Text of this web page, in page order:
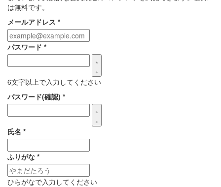
は無料です。
メールアドレス *
パスワード *
6文字以上で入力してください
パスワード(確認) *
氏名 *
ふりがな *
ひらがなで入力してください